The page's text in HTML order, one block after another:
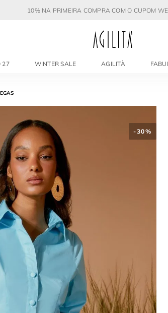
10% NA PRIMEIRA COMPRA COM O CUPOM
27 WINTER SALE AGILITÀ
-30%